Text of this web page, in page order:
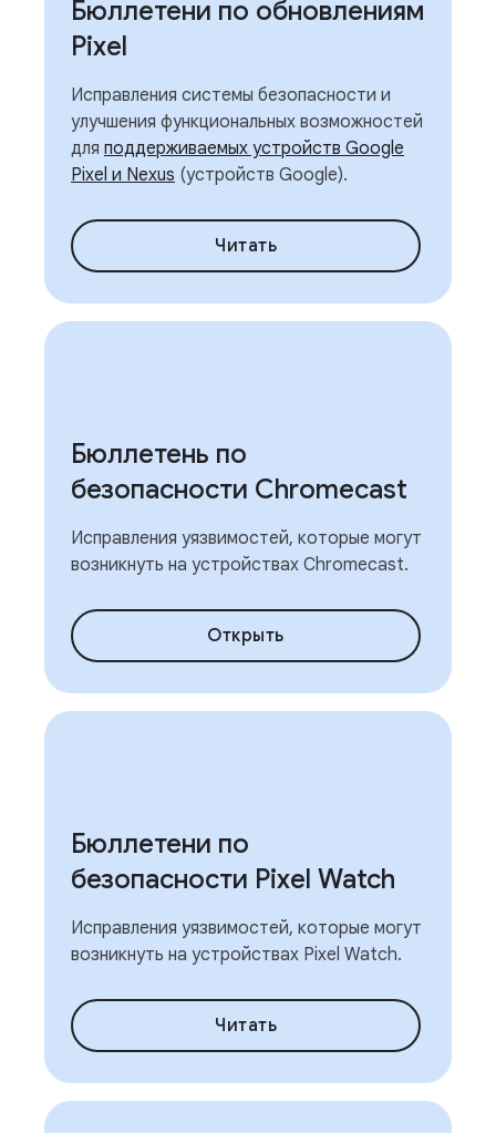
Бюллетени по обновлениям
Pixel
Исправления системы безопасности и
улучшения функциональных возможностей
для поддерживаемых устройств Google
Pixel и Nexus (устройств Google).
Читать
Бюллетень по
безопасности Chromecast
Исправления уязвимостей, которые могут
возникнуть на устройствах Chromecast.
Открыть
Бюллетени по
безопасности Pixel Watch
Исправления уязвимостей, которые могут
возникнуть на устройствах Pixel Watch.
Читать